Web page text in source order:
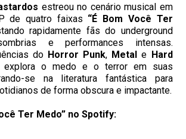
estreou no cenário musical em
de quatro faixas “É Bom Você Ter
rapidamente fãs do underground
e performances intensas.
do Horror Punk, Metal e Hard
explora o medo e o terror em suas
se na literatura fantástica para
de forma obscura e impactante.
Ter Medo” no Spotify: